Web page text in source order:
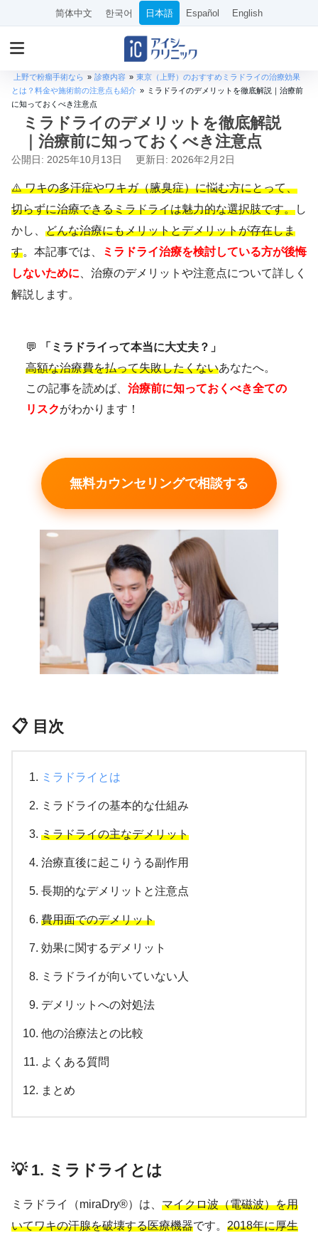
简体中文 한국어 日本語 Español English
上野で粉瘤手術なら » 診療内容 » 東京（上野）のおすすめミラドライの治療効果
とは？料金や施術前の注意点も紹介 » ミラドライのデメリットを徹底解説｜治療前
に知っておくべき注意点
ミラドライのデメリットを徹底解説
｜治療前に知っておくべき注意点
公開日: 2025年10月13日 更新日: 2026年2月2日
⚠️ ワキの多汗症やワキガ（腋臭症）に悩む方にとって、
切らずに治療できるミラドライは魅力的な選択肢です。し
かし、 どんな治療にもメリットとデメリットが存在しま
す。本記事では、
ミラドライ治療を検討している方が後悔
しないために 、治療のデメリットや注意点について詳しく
解説します。
💬
「ミラドライって本当に大丈夫？」
高額な治療費を払って失敗したくないあなたへ。
この記事を読めば、 治療前に知っておくべき全ての
リスクがわかります！
無料カウンセリングで相談する
📋 目次
ミラドライとは
ミラドライの基本的な仕組み
ミラドライの主なデメリット
治療直後に起こりうる副作用
長期的なデメリットと注意点
費用面でのデメリット
効果に関するデメリット
ミラドライが向いていない人
デメリットへの対処法
他の治療法との比較
よくある質問
まとめ
💡 1. ミラドライとは
ミラドライ（miraDry®）は、 マイクロ波（電磁波）を用
いてワキの汗腺を破壊する医療機器です。 2018年に厚生